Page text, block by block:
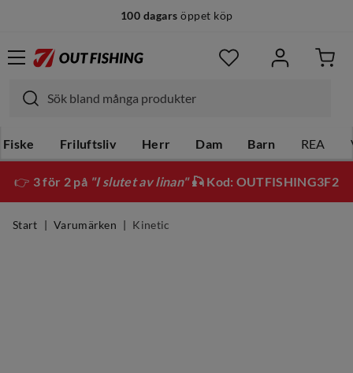
100 dagars öppet köp
Fiske Friluftsliv Herr Dam Barn REA
👉 3 för 2 på "I slutet av linan"🎣 Kod: OUTFISHING3F2
Start Varumärken Kinetic